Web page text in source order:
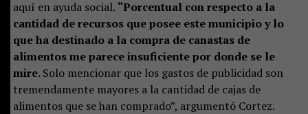
aquí en ayuda social. “Porcentual con respecto a la
cantidad de recursos que posee este municipio y lo
que ha destinado a la compra de canastas de
alimentos me parece insuficiente por donde se le
mire.Solo mencionar que los gastos de publicidad son
tremendamente mayores a la cantidad de cajas de
alimentos que se han comprado”, argumentó Cortez.